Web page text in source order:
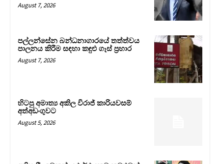
August 7, 2026
පල්ලන්සේන බන්ධනාගාරයේ තත්ත්වය
පාලනය කිරීම සඳහා කඳුළු ගෑස් ප්‍රහාර
August 7, 2026
හිටපු අමාත්‍ය අකිල විරාජ් කාරියවසම්
අත්අඩංගුවට
August 5, 2026